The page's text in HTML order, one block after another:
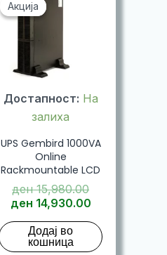
Акција
Акција
Достапност: На
залиха
UPS Gembird 1000VA
Online
Rackmountable LCD
ден15,980.00Original
price
ден
ден 14,930.00Current
is:
ден
Додај во
кошница